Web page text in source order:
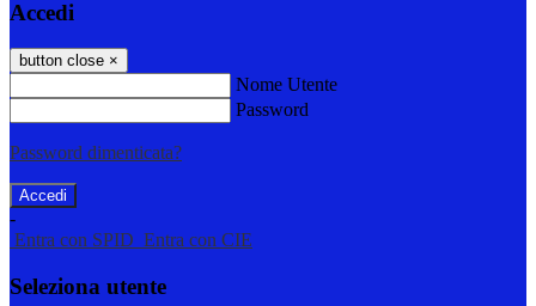
Accedi
button close ×
Nome Utente
Password
Password dimenticata?
-
Entra con SPID Entra con CIE
Seleziona utente